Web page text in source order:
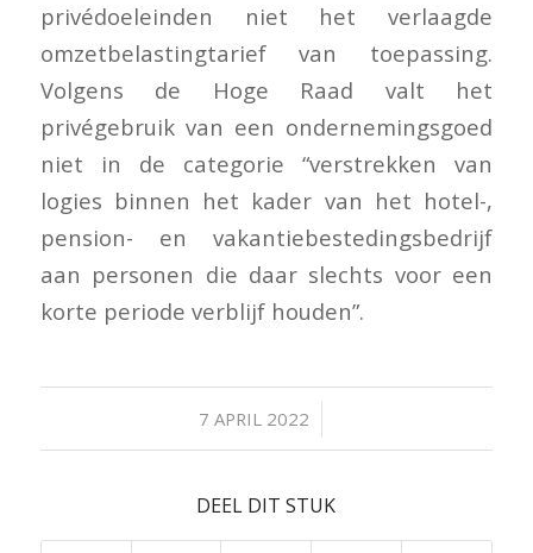
privédoeleinden niet het verlaagde
omzetbelastingtarief van toepassing.
Volgens de Hoge Raad valt het
privégebruik van een ondernemingsgoed
niet in de categorie “verstrekken van
logies binnen het kader van het hotel-,
pension- en vakantiebestedingsbedrijf
aan personen die daar slechts voor een
korte periode verblijf houden”.
7 APRIL 2022
/
DEEL DIT STUK